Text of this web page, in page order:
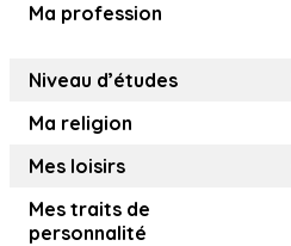
Ma profession
Niveau d’études
Ma religion
Mes loisirs
Mes traits de
personnalité